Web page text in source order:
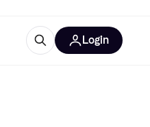
Login